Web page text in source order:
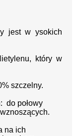
jest w ysokich
który w
szczelny.
do połowy
na ich